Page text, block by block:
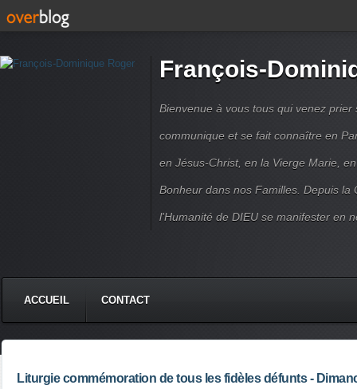
François-
Bienvenue à vous tous qui venez prier
communique et se fait connaître en
en Jésus-Christ, en la Vierge Marie,
Bonheur dans nos Familles. Depuis la
l'Humanité de DIEU se manifester en
ACCUEIL CONTACT
Liturgie commémoration de tous les fidèles défunts -